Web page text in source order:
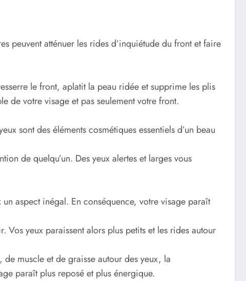
peuvent atténuer les rides d’inquiétude du front et faire
le front, aplatit la peau ridée et supprime les plis
de votre visage et pas seulement votre front.
sont des éléments cosmétiques essentiels d’un beau
de quelqu’un. Des yeux alertes et larges vous
aspect inégal. En conséquence, votre visage paraît
yeux paraissent alors plus petits et les rides autour
muscle et de graisse autour des yeux, la
paraît plus reposé et plus énergique.